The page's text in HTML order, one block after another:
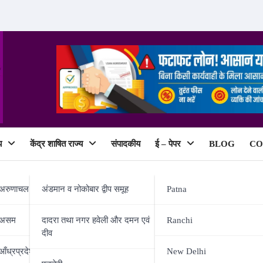
प्रदेश
केंद्र शाषित राज्य
अंडमान व नोकोबार द्वीप समूह
दादरा तथा नगर हवेली और दमन एवं
दीव
संपादकीय ई – पेपर
Patna
Ranchi
New Delhi
BLOG
सीएम पद की शपथ लेंगे नीतीश